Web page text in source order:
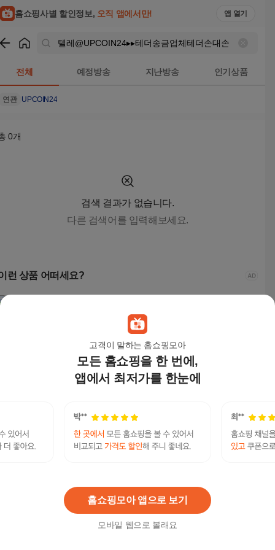
고객이 말하는 홈쇼핑모아
모든 홈쇼핑을 한 번에,
앱에서 최저가를 한눈에
홈쇼핑모아 앱으로 보기
모바일 웹으로 볼래요
홈쇼핑사별 할인정보, 오직 앱에서만! 앱 열기
전체 예정방송 지난방송 인기상품
연관 UPCOIN24
0개
검색 결과가 없습니다.
다른 검색어를 입력해보세요.
런 상품 어떠세요?
의자 모음 철재 식탁
자 음식점 가정 분식
레스토랑 구내식당,
목의자 2인용 식탁의자
인테리어의자 원목의
자 카페의자 식당의자,
68,900 원
어 식탁의자, 그레이, 2
74,750
리어
라
개
텔레@UPCOIN24▸▸테더송금업체테더손대손 검색결과 | 홈쇼